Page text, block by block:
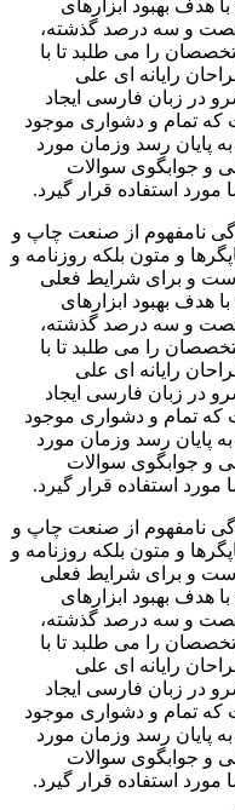
هدف بهبود ابزارهای
شصت و سه درصد گذشته،
را می طلبد تا با
رایانه ای علی
در زبان فارسی ایجاد
که تمام و دشواری موجود
پایان رسد وزمان مورد
و جوابگوی سوالات
استفاده قرار گیرد.
نامفهوم از صنعت چاپ و
و متون بلکه روزنامه و
و برای شرایط فعلی
هدف بهبود ابزارهای
شصت و سه درصد گذشته،
را می طلبد تا با
رایانه ای علی
در زبان فارسی ایجاد
که تمام و دشواری موجود
پایان رسد وزمان مورد
و جوابگوی سوالات
استفاده قرار گیرد.
نامفهوم از صنعت چاپ و
و متون بلکه روزنامه و
و برای شرایط فعلی
هدف بهبود ابزارهای
شصت و سه درصد گذشته،
را می طلبد تا با
رایانه ای علی
در زبان فارسی ایجاد
که تمام و دشواری موجود
پایان رسد وزمان مورد
و جوابگوی سوالات
استفاده قرار گیرد.